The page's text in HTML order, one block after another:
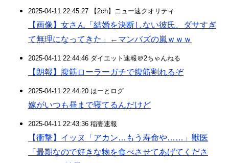
2025-04-11 22:45:27 【2ch】ニュー速クオリティ
【画像】女さん「結婚を決断しない彼氏、ダサすぎ
て無理になってきた」←マンバズの嵐ｗｗｗ
2025-04-11 22:44:46 ダイエット速報＠2ちゃんねる
【朗報】腹筋ローラーガチで腹筋割れるぞ
2025-04-11 22:44:20 はーとログ
嫁がいつも昼まで寝てるんだけど
2025-04-11 22:43:36 稲妻速報
【衝撃】イッヌ「アカン…もう寿命や……」獣医
「最期なので好きな物を食べさせてあげてくださ